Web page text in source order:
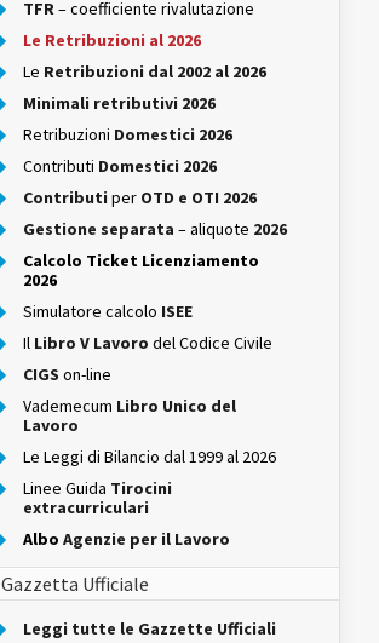
TFR– coefficiente rivalutazione
Le Retribuzioni al 2026
Le Retribuzioni dal 2002 al 2026
Minimali retributivi 2026
Retribuzioni Domestici 2026
Contributi Domestici 2026
Contributi per OTD e OTI 2026
Gestione separata – aliquote 2026
Calcolo Ticket Licenziamento
2026
Simulatore calcolo ISEE
Il Libro V Lavoro del Codice Civile
CIGS on-line
Vademecum Libro Unico del
Lavoro
Le Leggi di Bilancio dal 1999 al 2026
Linee Guida Tirocini
extracurriculari
Albo Agenzie per il Lavoro
Gazzetta Ufficiale
Leggi tutte le Gazzette Ufficiali